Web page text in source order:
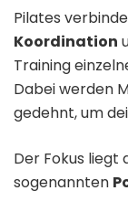
Pilates
Koordination
Training
Dabei werden
gedehnt, um
Der Fokus liegt
sogenannten